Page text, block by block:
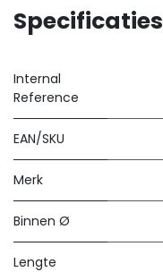
Specificaties
Internal
Reference
EAN/SKU
Merk
Binnen Ø
Lengte